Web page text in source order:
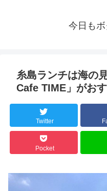
今日も
糸島ランチは海の
Cafe TIME」がおす
Twitter
Pocket